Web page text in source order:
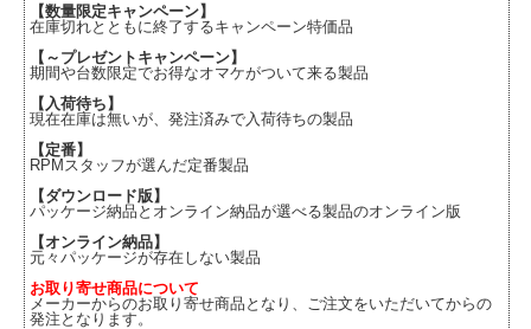
【数量限定キャンペーン】
在庫切れとともに終了するキャンペーン特価品
【～プレゼントキャンペーン】
期間や台数限定でお得なオマケがついて来る製品
【入荷待ち】
現在在庫は無いが、発注済みで入荷待ちの製品
【定番】
RPMスタッフが選んだ定番製品
【ダウンロード版】
パッケージ納品とオンライン納品が選べる製品のオンライン版
【オンライン納品】
元々パッケージが存在しない製品
お取り寄せ商品について
メーカーからのお取り寄せ商品となり、ご注文をいただいてからの
発注となります。